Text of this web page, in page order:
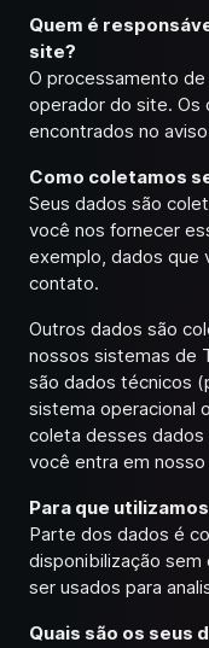
Quem é
site?
O processamento
operador do site.
encontrados no
Como coletamos
Seus dados são
você nos fornecer
exemplo, dados que
contato.
Outros dados são
nossos sistemas de
são dados técnicos
sistema operacional
coleta desses
você entra em
Para que
Parte dos dados é
disponibilização
ser usados para
Quais são os seus